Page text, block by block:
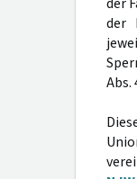
der
Abs.